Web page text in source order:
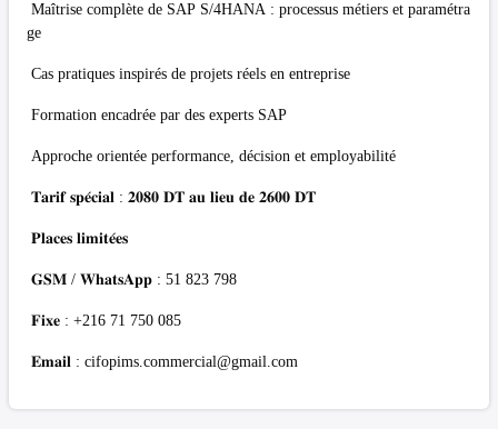
Maîtrise complète de SAP S/4HANA : processus métiers et paramétra
ge
Cas pratiques inspirés de projets réels en entreprise
Formation encadrée par des experts SAP
Approche orientée performance, décision et employabilité
𝐓𝐚𝐫𝐢𝐟 𝐬𝐩𝐞́𝐜𝐢𝐚𝐥 : 𝟐𝟎𝟖𝟎 𝐃𝐓 𝐚𝐮 𝐥𝐢𝐞𝐮 𝐝𝐞 𝟐𝟔𝟎𝟎 𝐃𝐓
𝐏𝐥𝐚𝐜𝐞𝐬 𝐥𝐢𝐦𝐢𝐭𝐞́𝐞𝐬
𝐆𝐒𝐌 / 𝐖𝐡𝐚𝐭𝐬𝐀𝐩𝐩 : 51 823 798
𝐅𝐢𝐱𝐞 : +216 71 750 085
𝐄𝐦𝐚𝐢𝐥 : cifopims.commercial@gmail.com